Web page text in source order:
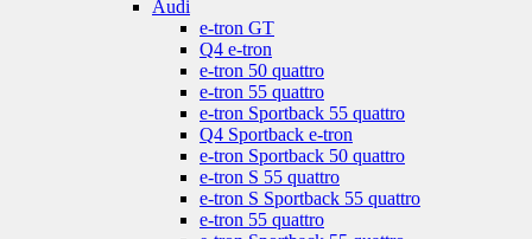
Audi
e-tron GT
Q4 e-tron
e-tron 50 quattro
e-tron 55 quattro
e-tron Sportback 55 quattro
Q4 Sportback e-tron
e-tron Sportback 50 quattro
e-tron S 55 quattro
e-tron S Sportback 55 quattro
e-tron 55 quattro